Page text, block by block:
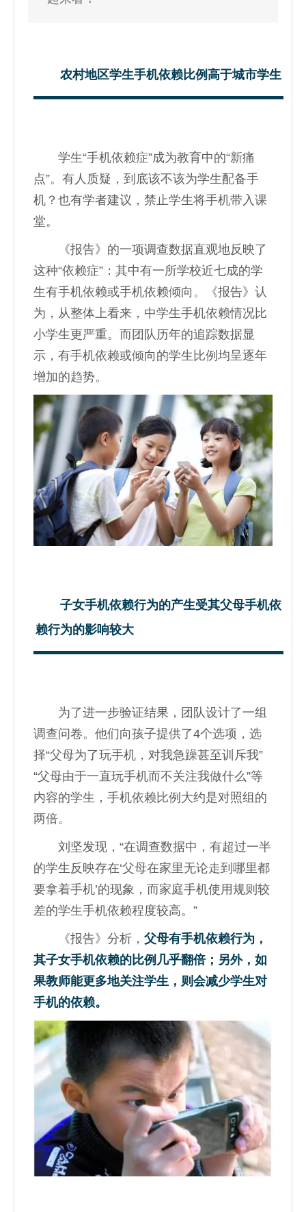
农村地区学生手机依赖比例高于城市学生
学生“手机依赖症”成为教育中的“新痛
点”。有人质疑，到底该不该为学生配备手
机？也有学者建议，禁止学生将手机带入课
堂。
《报告》的一项调查数据直观地反映了
这种“依赖症”：其中有一所学校近七成的学
生有手机依赖或手机依赖倾向。《报告》认
为，从整体上看来，中学生手机依赖情况比
小学生更严重。而团队历年的追踪数据显
示，有手机依赖或倾向的学生比例均呈逐年
增加的趋势。
子女手机依赖行为的产生受其父母手机依
赖行为的影响较大
为了进一步验证结果，团队设计了一组
调查问卷。他们向孩子提供了4个选项，选
择“父母为了玩手机，对我急躁甚至训斥我”
“父母由于一直玩手机而不关注我做什么”等
内容的学生，手机依赖比例大约是对照组的
两倍。
刘坚发现，“在调查数据中，有超过一半
的学生反映存在‘父母在家里无论走到哪里都
要拿着手机’的现象，而家庭手机使用规则较
差的学生手机依赖程度较高。”
《报告》分析， 父母有手机依赖行为，
其子女手机依赖的比例几乎翻倍；另外，如
果教师能更多地关注学生，则会减少学生对
手机的依赖。